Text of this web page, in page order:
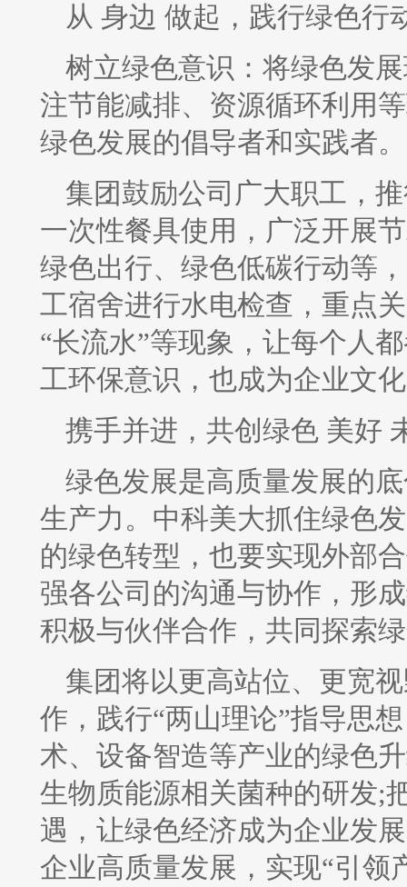
从 身边 做起，践行绿色行
树立绿色意识：将绿色发
注节能减排、资源循环利用
绿色发展的倡导者和实践者。
集团鼓励公司广大职工，
一次性餐具使用，广泛开展
绿色出行、绿色低碳行动等
工宿舍进行水电检查，重点
“长流水”等现象，让每个人
工环保意识，也成为企业文
携手并进，共创绿色 美好
绿色发展是高质量发展的
生产力。中科美大抓住绿色
的绿色转型，也要实现外部
强各公司的沟通与协作，形
积极与伙伴合作，共同探索
集团将以更高站位、更宽
作，践行“两山理论”指导思
术、设备智造等产业的绿色
生物质能源相关菌种的研发;
遇，让绿色经济成为企业发
企业高质量发展，实现“引领